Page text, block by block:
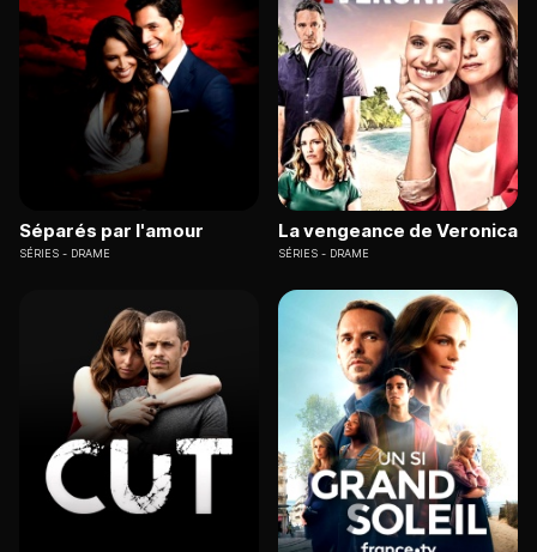
Séparés par l'amour
SÉRIES DRAME
La vengeance de Veronica
SÉRIES DRAME